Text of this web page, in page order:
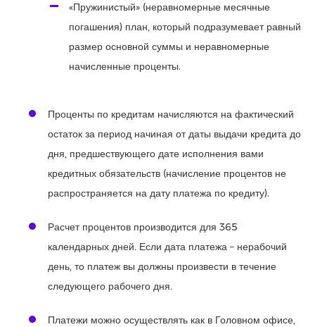
«Пружинистый» (неравномерные месячные
погашения) план, который подразумевает равный
размер основной суммы и неравномерные
начисленные проценты.
Проценты по кредитам начисляются на фактический
остаток за период начиная от даты выдачи кредита до
дня, предшествующего дате исполнения вами
кредитных обязательств (начисление процентов не
распространяется на дату платежа по кредиту).
Расчет процентов производится для 365
календарных дней. Если дата платежа – нерабочий
день, то платеж вы должны произвести в течение
следующего рабочего дня.
Платежи можно осуществлять как в Головном офисе,